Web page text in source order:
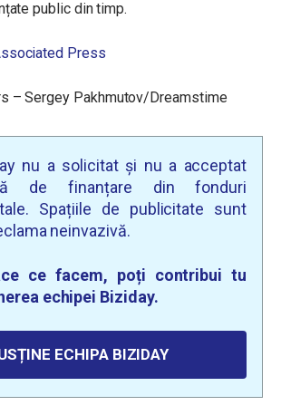
public din timp.
Press
– Sergey Pakhmutov/Dreamstime
nu a solicitat și nu a acceptat
de finanțare din fonduri
Spațiile de publicitate sunt
neinvazivă.
ce facem, poți contribui tu
echipei Biziday.
ECHIPA BIZIDAY